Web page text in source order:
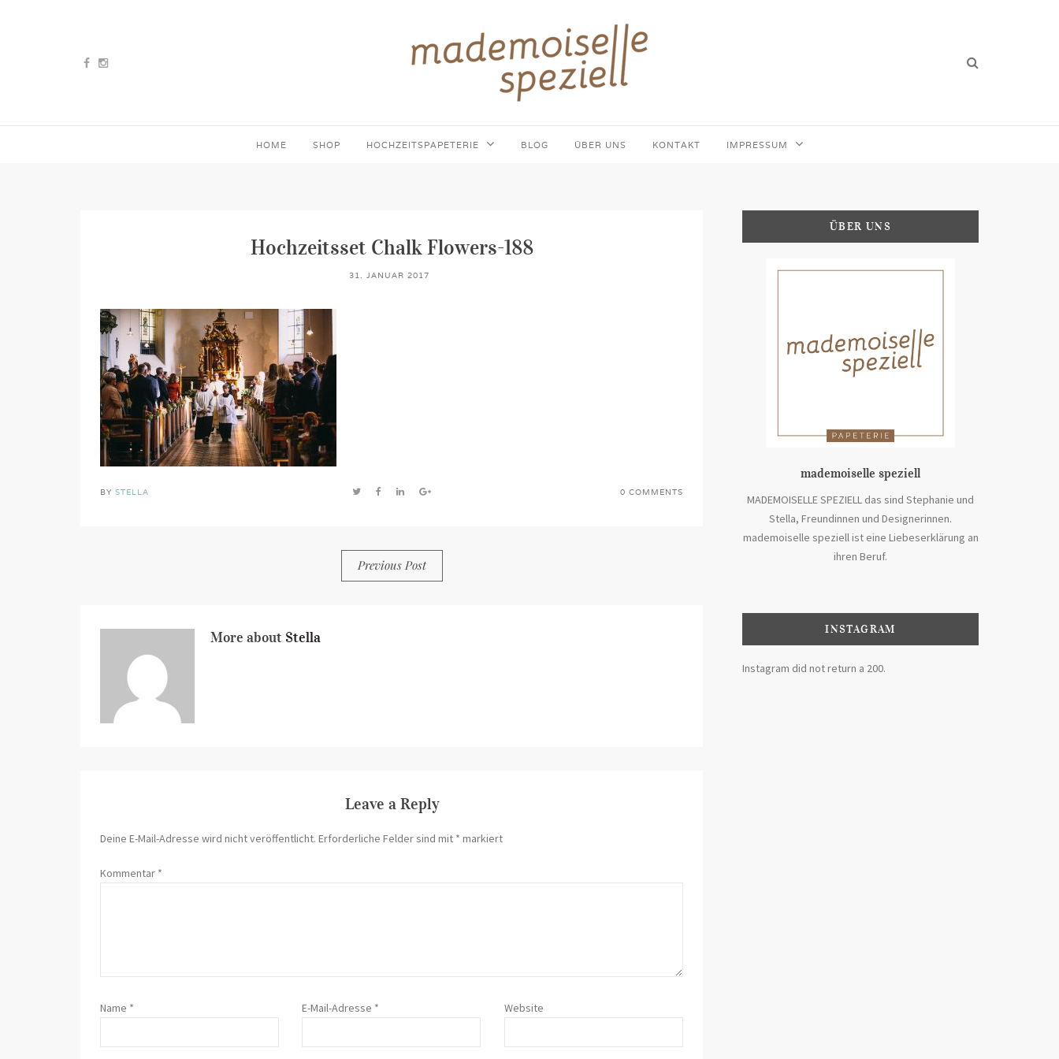
HOME SHOP HOCHZEITSPAPETERIE BLOG ÜBER UNS KONTAKT IMPRESSUM
Hochzeitsset Chalk Flowers-188
31. JANUAR 2017
BY STELLA 0 COMMENTS
Previous Post
More about Stella
Leave a Reply
Deine E-Mail-Adresse wird nicht veröffentlicht. Erforderliche Felder sind mit * markiert
Kommentar *
Name * E-Mail-Adresse * Website
ÜBER UNS
mademoiselle speziell
MADEMOISELLE SPEZIELL das sind Stephanie und
Stella, Freundinnen und Designerinnen.
mademoiselle speziell ist eine Liebeserklärung an
ihren Beruf.
INSTAGRAM
Instagram did not return a 200.